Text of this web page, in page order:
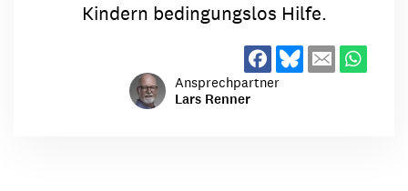
Kindern bedingungslos Hilfe.
Ansprechpartner
Lars Renner